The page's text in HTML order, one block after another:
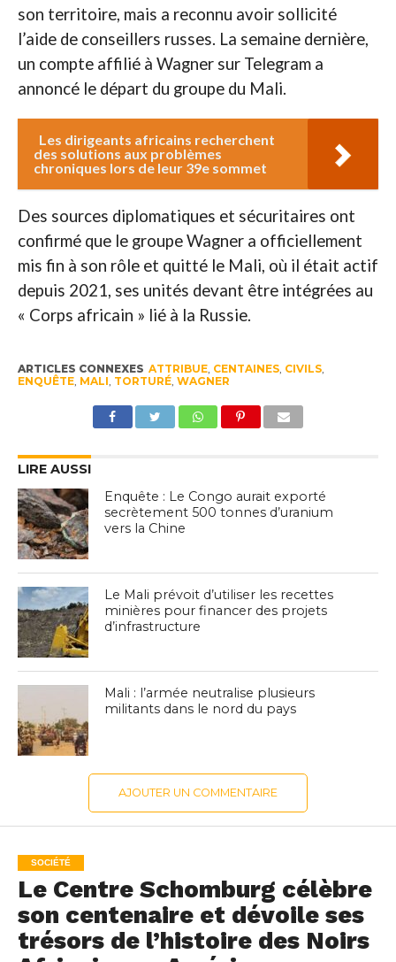
son territoire, mais a reconnu avoir sollicité
l’aide de conseillers russes. La semaine dernière,
un compte affilié à Wagner sur Telegram a
annoncé le départ du groupe du Mali.
Les dirigeants africains recherchent
des solutions aux problèmes
chroniques lors de leur 39e sommet
Des sources diplomatiques et sécuritaires ont
confirmé que le groupe Wagner a officiellement
mis fin à son rôle et quitté le Mali, où il était actif
depuis 2021, ses unités devant être intégrées au
« Corps africain » lié à la Russie.
ARTICLES CONNEXES ATTRIBUE, CENTAINES, CIVILS,
ENQUÊTE, MALI TORTURÉ, WAGNER
LIRE AUSSI
Enquête : Le Congo aurait exporté
secrètement 500 tonnes d’uranium
vers la Chine
Le Mali prévoit d’utiliser les recettes
minières pour financer des projets
d’infrastructure
Mali : l’armée neutralise plusieurs
militants dans le nord du pays
AJOUTER UN COMMENTAIRE
SOCIÉTÉ
Le Centre Schomburg célèbre
son centenaire et dévoile ses
trésors de l’histoire des Noirs